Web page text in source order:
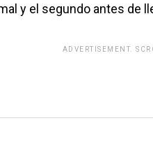
y el segundo antes de
ADVERTISEMENT.